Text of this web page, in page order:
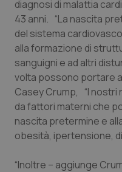
Toscana
Umbria
Valle D’Aosta
Veneto
Obesità
Oftalmologia
Oncoematologia
Oncologia &
diagnosi di malattia
43 anni. “La nascita
del sistema
alla formazione di
sanguigni e ad altri
volta possono portare
Casey Crump, “I
da fattori materni che
nascita pretermine e
obesità, ipertensione,
“Inoltre – aggiunge